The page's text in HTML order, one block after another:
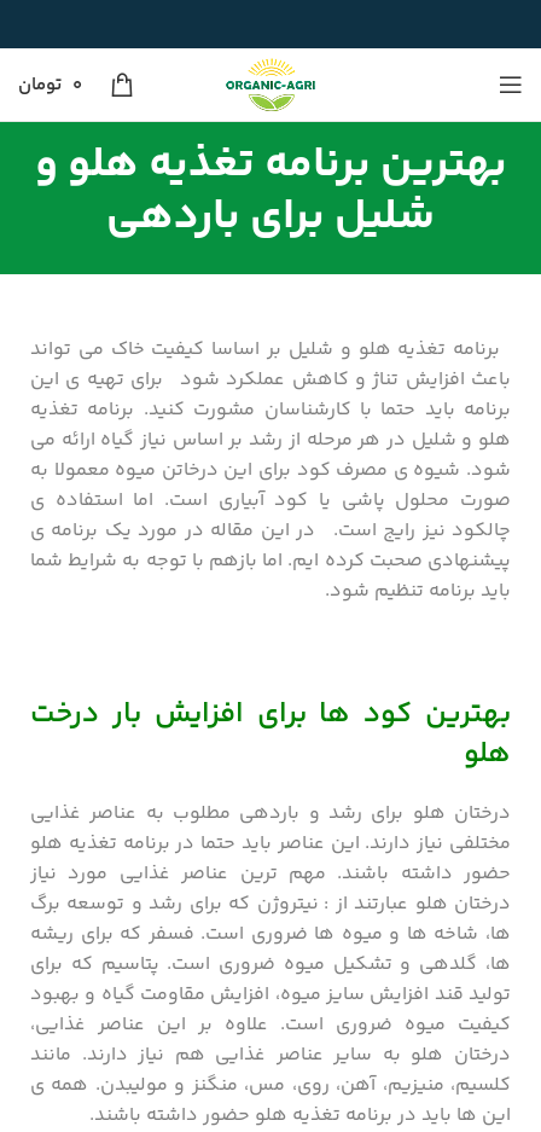
0 تومان
بهترین برنامه تغذیه هلو و
شلیل برای باردهی
برنامه تغذیه هلو و شلیل بر اساسا کیفیت خاک می تواند
باعث افزایش تناژ و کاهش عملکرد شود برای تهیه ی این
برنامه باید حتما با کارشناسان مشورت کنید. برنامه تغذیه
هلو و شلیل در هر مرحله از رشد بر اساس نیاز گیاه ارائه می
شود. شیوه ی مصرف کود برای این درخاتن میوه معمولا به
صورت محلول پاشی یا کود آبیاری است. اما استفاده ی
چالکود نیز رایج است. در این مقاله در مورد یک برنامه ی
پیشنهادی صحبت کرده ایم. اما بازهم با توجه به شرایط شما
باید برنامه تنظیم شود.
بهترین کود ها برای افزایش بار درخت
هلو
درختان هلو برای رشد و باردهی مطلوب به عناصر غذایی
مختلفی نیاز دارند. این عناصر باید حتما در برنامه تغذیه هلو
حضور داشته باشند. مهم ترین عناصر غذایی مورد نیاز
درختان هلو عبارتند از : نیتروژن که برای رشد و توسعه برگ
ها، شاخه ها و میوه ها ضروری است. فسفر که برای ریشه
ها، گلدهی و تشکیل میوه ضروری است. پتاسیم که برای
تولید قند افزایش سایز میوه، افزایش مقاومت گیاه و بهبود
کیفیت میوه ضروری است. علاوه بر این عناصر غذایی،
درختان هلو به سایر عناصر غذایی هم نیاز دارند. مانند
کلسیم، منیزیم، آهن، روی، مس، منگنز و مولیبدن. همه ی
این ها باید در برنامه تغذیه هلو حضور داشته باشند.